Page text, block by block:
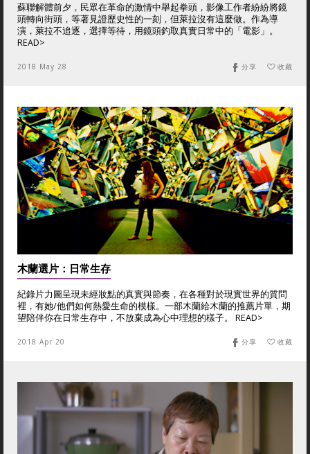
蘇聯解體前夕，民眾在革命的激情中舉起拳頭，影像工作者紛紛將鏡
頭轉向街頭，等著見證歷史性的一刻，但萊拉沒有這麼做。作為導
演，萊拉不追逐，選擇等待，用鏡頭釣取真實日常中的「電影」。
READ>
2018 May 28 收藏
分享
木蘭選片：日常生存
紀錄片力圖呈現未經妝點的真實與節奏，在各種對於現實世界的質問
裡，有她/他們如何熱愛生命的模樣。一部木蘭給木蘭的推薦片單，期
望陪伴你在日常生存中，不放棄成為心中理想的樣子。 READ>
2018 Apr 20 收藏
分享